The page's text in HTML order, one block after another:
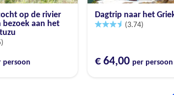
op de rivier
bezoek aan het
persoon
Dagtrip naar het
(3.74)
€ 64,00 per persoon